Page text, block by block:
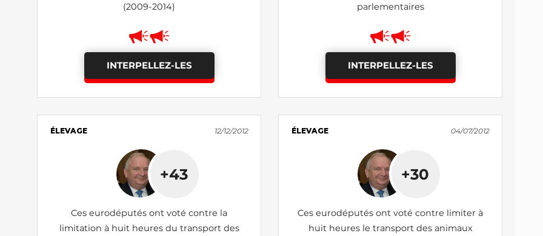
(2009-2014)
INTERPELLEZ-LES
parlementaires
INTERPELLEZ-LES
ÉLEVAGE 12/12/2012
+43
Ces eurodéputés ont voté contre la
limitation à huit heures du transport des
ÉLEVAGE 04/07/2012
+30
Ces eurodéputés ont voté contre limiter à
huit heures le transport des animaux